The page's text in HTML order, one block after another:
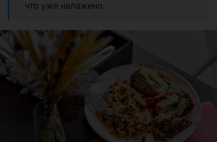
что уже налажено.